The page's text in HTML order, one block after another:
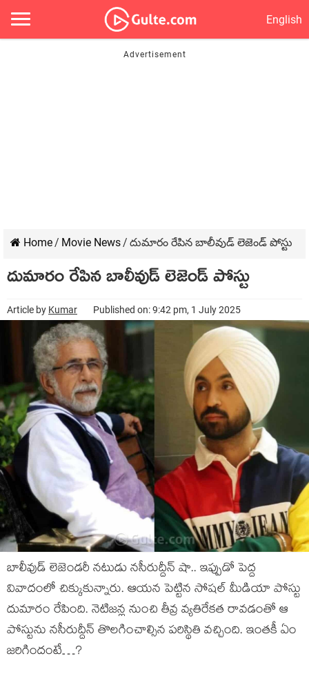
English
Home/ Movie News/ దుమారం రేపిన బాలీవుడ్ లెజెండ్ పోస్టు
దుమారం రేపిన బాలీవుడ్ లెజెండ్ పోస్టు
Article by Kumar Published on: 9:42 pm, 1 July 2025
బాలీవుడ్ లెజెండరీ నటుడు నసీరుద్దీన్ షా.. ఇప్పుడో పెద్ద
వివాదంలో చిక్కుకున్నారు. ఆయన పెట్టిన సోషల్ మీడియా పోస్టు
దుమారం రేపింది. నెటిజన్ల నుంచి తీవ్ర వ్యతిరేకత రావడంతో ఆ
పోస్టును నసీరుద్దీన్ తొలగించాల్సిన పరిస్థితి వచ్చింది. ఇంతకీ ఏం
జరిగిందంటే…?